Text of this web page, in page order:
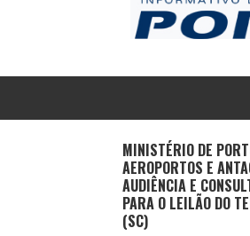
MINISTÉRIO DE
AEROPORTOS E
AUDIÊNCIA E
PARA O LEILÃO DO
(SC)